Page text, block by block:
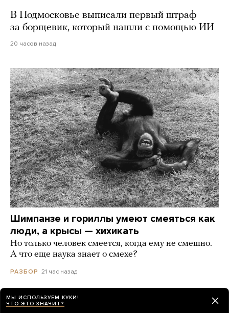
В Подмосковье выписали первый штраф
за борщевик, который нашли с помощью ИИ
20 часов назад
Шимпанзе и гориллы умеют смеяться как
люди, а крысы — хихикать
Но только человек смеется, когда ему не смешно.
А что еще наука знает о смехе?
РАЗБОР 21 час назад
МЫ ИСПОЛЬЗУЕМ КУКИ!
ЧТО ЭТО ЗНАЧИТ?